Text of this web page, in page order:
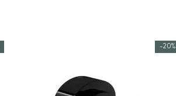
-20%